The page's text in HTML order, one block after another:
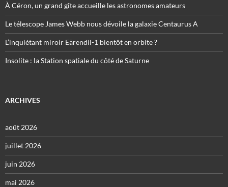
À Céron, un grand gîte accueille les astronomes amateurs
Le télescope James Webb nous dévoile la galaxie Centaurus A
L’inquiétant miroir Eärendil-1 bientôt en orbite ?
Insolite : la Station spatiale du côté de Saturne
ARCHIVES
août 2026
juillet 2026
juin 2026
mai 2026